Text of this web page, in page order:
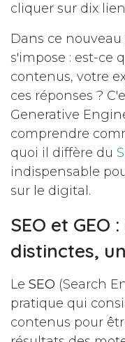
cliquer sur dix
Dans ce
s'impose : est-ce
contenus, votre
ces réponses ?
Generative
comprendre
quoi il diffère du
indispensable
sur le digital.
SEO et GEO
distinctes,
Le SEO (Search
pratique qui
contenus pour